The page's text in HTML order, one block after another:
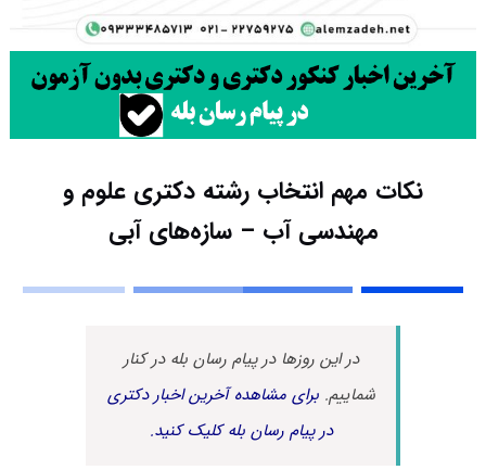
نکات مهم انتخاب رشته دکتری علوم و
مهندسی آب – سازه‌های آبی
در این روزها در پیام رسان بله در کنار
شماییم.برای مشاهده آخرین اخبار دکتری
در پیام رسان بله کلیک کنید.